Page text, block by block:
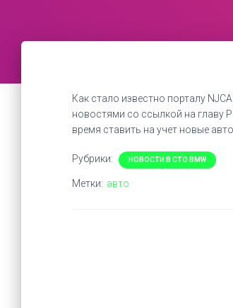
Как стало известно порталу
новостями со ссылкой на главу
время ставить на учет новые
Рубрики: НОВОСТИ В СТО BMW
Метки: авто